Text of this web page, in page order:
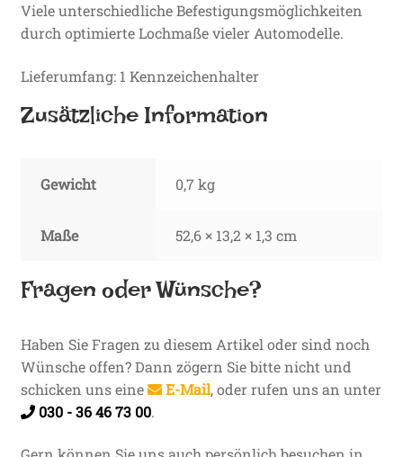
Viele unterschiedliche Befestigungsmöglichkeiten
durch optimierte Lochmaße vieler Automodelle.
Lieferumfang: 1 Kennzeichenhalter
Zusätzliche Information
Gewicht 0,7 kg
Maße 52,6 × 13,2 × 1,3 cm
Fragen oder Wünsche?
Haben Sie Fragen zu diesem Artikel oder sind noch
Wünsche offen? Dann zögern Sie bitte nicht und
schicken uns eine
E-Mail, oder rufen uns an unter
030 - 36 46 73 00.